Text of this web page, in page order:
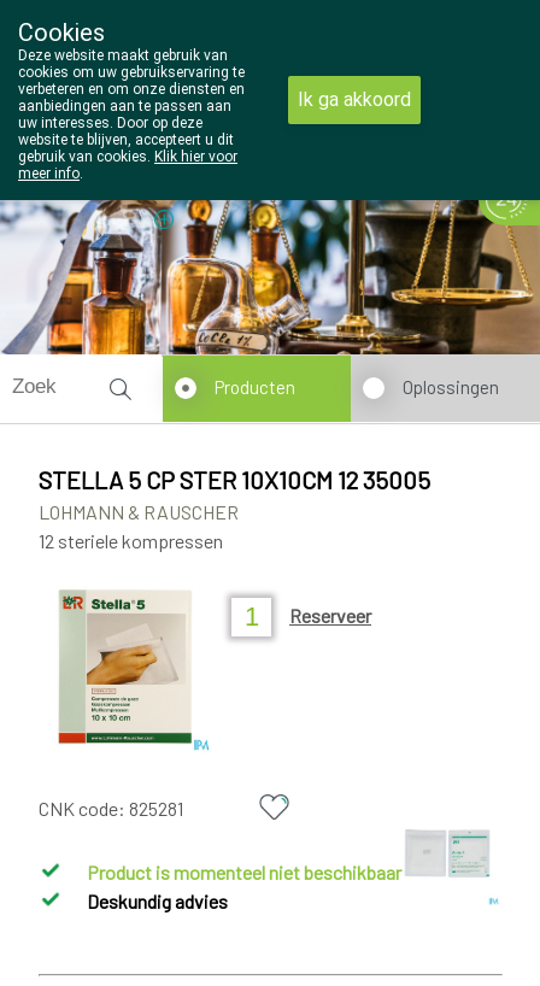
014/810298
Vandaag
Producten Oplossingen
STELLA 5 CP STER 10X10CM 12 35005
LOHMANN & RAUSCHER
12 steriele kompressen
Reserveer
CNK code: 825281
Product is momenteel niet beschikbaar
Deskundig advies
Cookies
Deze website maakt gebruik van
cookies om uw gebruikservaring te
verbeteren en om onze diensten en
aanbiedingen aan te passen aan
uw interesses. Door op deze
website te blijven, accepteert u dit
gebruik van cookies. Klik hier voor
meer info.
Ik ga akkoord